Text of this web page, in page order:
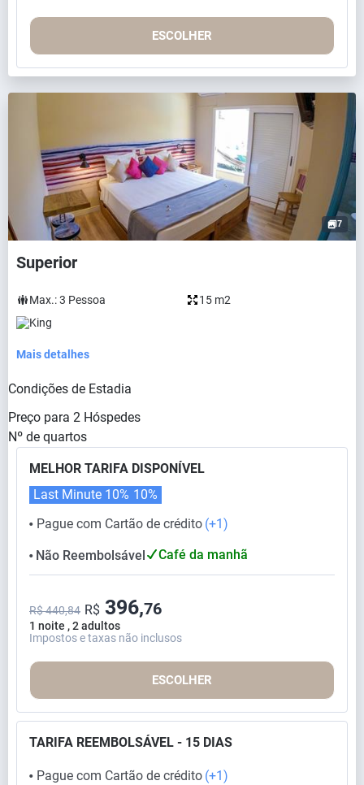
ESCOLHER
7
Superior
Max.:3 Pessoa
15 m2
King
Mais detalhes
Condições de Estadia
Preço para 2 Hóspedes
Nº de quartos
MELHOR TARIFA DISPONÍVEL
⬤ Pague com Cartão de crédito (+1)
Last Minute 10% 10%
⬤ Não Reembolsável Café da manhã
1 noite , 2 adultos
R$ 440,84 R$ 396,76
Impostos e taxas não inclusos
ESCOLHER
TARIFA REEMBOLSÁVEL - 15 DIAS
⬤ Pague com Cartão de crédito (+1)